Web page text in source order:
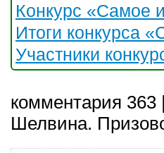
Конкурс «Самое
Итоги конкурса
Участники
комментария 363
Шелвина.